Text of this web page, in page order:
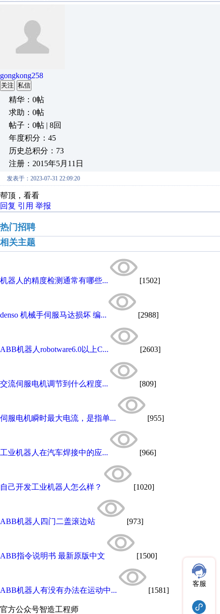
gongkong258
关注 私信
精华：0帖
求助：0帖
帖子：0帖 | 8回
年度积分：45
历史总积分：73
注册：2015年5月11日
发表于：2023-07-31 22:09:20
帮顶，看看
回复 引用 举报
热门招聘
相关主题
机器人的精度检测通常有哪些... [1502]
denso 机械手伺服马达损坏 编... [2988]
ABB机器人robotware6.0以上C... [2603]
交流伺服电机调节到什么程度... [809]
伺服电机瞬时最大电流，是指单... [955]
工业机器人在汽车焊接中的应... [966]
自己开发工业机器人怎么样？ [1020]
ABB机器人四门二盖滚边站 [973]
ABB指令说明书 最新原版中文 [1500]
ABB机器人有没有办法在运动中... [1581]
官方公众号智造工程师
客服